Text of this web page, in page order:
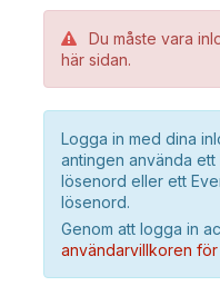
Du måste vara
här sidan.
Logga in med dina
antingen använda
lösenord eller ett
lösenord.
Genom att logga in
användarvillkoren